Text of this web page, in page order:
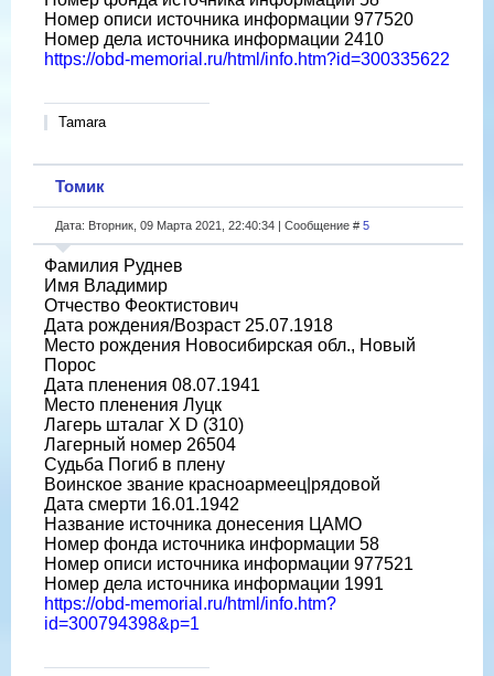
Номер описи источника информации 977520
Номер дела источника информации 2410
https://obd-memorial.ru/html/info.htm?id=300335622
Tamara
Томик
Дата: Вторник, 09 Марта 2021, 22:40:34 | Сообщение # 5
Фамилия Руднев
Имя Владимир
Отчество Феоктистович
Дата рождения/Возраст 25.07.1918
Место рождения Новосибирская обл., Новый
Порос
Дата пленения 08.07.1941
Место пленения Луцк
Лагерь шталаг X D (310)
Лагерный номер 26504
Судьба Погиб в плену
Воинское звание красноармеец|рядовой
Дата смерти 16.01.1942
Название источника донесения ЦАМО
Номер фонда источника информации 58
Номер описи источника информации 977521
Номер дела источника информации 1991
https://obd-memorial.ru/html/info.htm?
id=300794398&p=1